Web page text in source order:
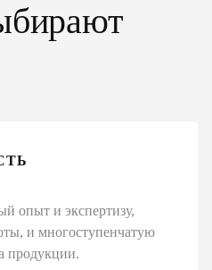
опыт и экспертизу,
и многоступенчатую
продукции.